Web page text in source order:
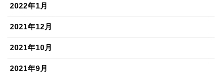
2022年1月
2021年12月
2021年10月
2021年9月